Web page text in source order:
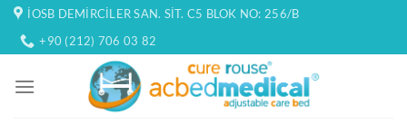
İçeriğe
atla
İOSB DEMIRCILER SAN. SIT. C5 BLOK NO: 256/B
+90 (212) 706 03 82